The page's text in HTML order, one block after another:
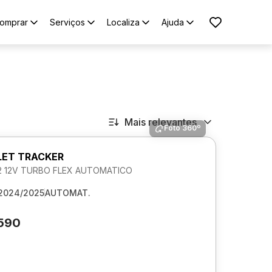
Serviços Localiza Ajuda
Mais relevantes
Foto 360º
TRACKER
12V TURBO FLEX AUTOMATICO
2025AUTOMAT.